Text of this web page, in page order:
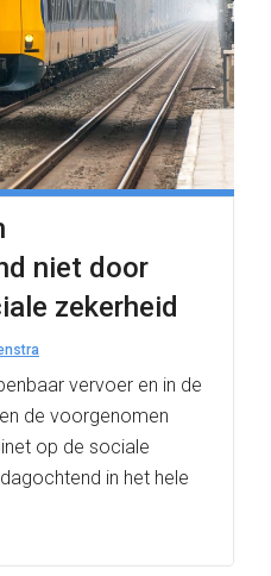
niet door
zekerheid
vervoer en in de
de voorgenomen
op de sociale
in het hele